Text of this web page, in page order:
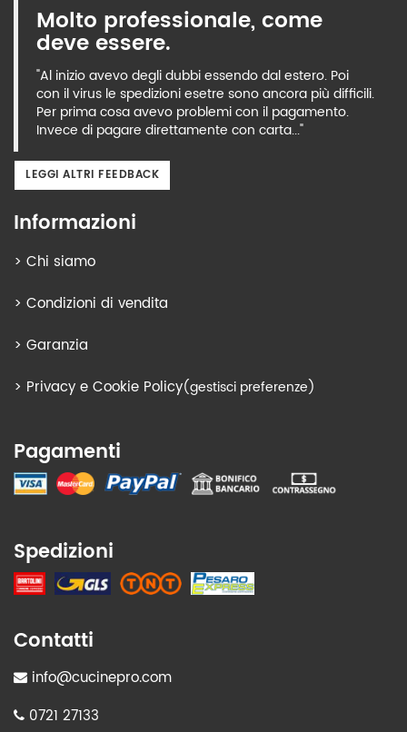
Molto professionale, come
deve essere.
"Al inizio avevo degli dubbi essendo dal estero. Poi
con il virus le spedizioni esetre sono ancora più difficili.
Per prima cosa avevo problemi con il pagamento.
Invece di pagare direttamente con carta..."
LEGGI ALTRI FEEDBACK
Informazioni
> Chi siamo
> Condizioni di vendita
> Garanzia
> Privacy e Cookie Policy(gestisci preferenze)
Pagamenti
Spedizioni
Contatti
info@cucinepro.com
0721 27133